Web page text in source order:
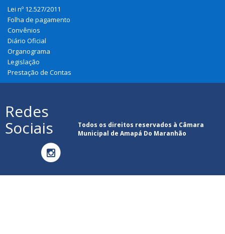
Lei nº 12.527/2011
Folha de pagamento
Convênios
Diário Oficial
Organograma
Legislação
Prestação de Contas
Redes
Sociais
Todos os direitos reservados à Câmara
Municipal de Amapá Do Maranhão